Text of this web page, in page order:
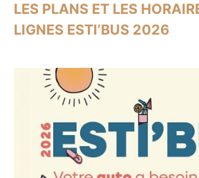
LES PLANS ET LES
LIGNES ESTI’BUS 2026